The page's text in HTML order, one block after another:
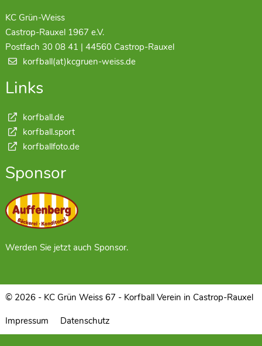
KC Grün-Weiss
Castrop-Rauxel 1967 e.V.
Postfach 30 08 41 | 44560 Castrop-Rauxel
korfball(at)kcgruen-weiss.de
Links
korfball.de
korfball.sport
korfballfoto.de
Sponsor
Werden Sie jetzt auch Sponsor.
© 2026 - KC Grün Weiss 67 - Korfball Verein in Castrop-Rauxel
Impressum
Datenschutz